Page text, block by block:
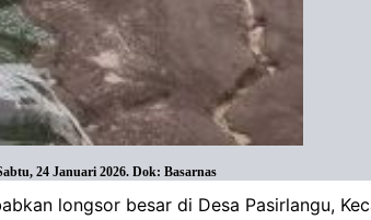
24 Januari 2026. Dok: Basarnas
longsor besar di Desa Pasirlangu,